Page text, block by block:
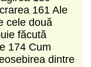
161 Ale
cele două
făcută
174 Cum
dintre